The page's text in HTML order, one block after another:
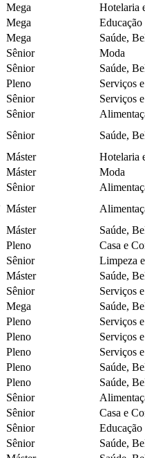
Mega
Hotelaria
Mega
Educação
Mega
Saúde,
Sênior
Moda
Sênior
Saúde,
Pleno
Serviços
Sênior
Serviços
Sênior
Sênior
Saúde,
Máster
Hotelaria
Máster
Moda
Sênior
Máster
Máster
Saúde,
Pleno
Casa e
Sênior
Limpeza
Máster
Saúde,
Sênior
Serviços
Mega
Saúde,
Pleno
Serviços
Pleno
Serviços
Pleno
Serviços
Pleno
Saúde,
Pleno
Saúde,
Sênior
Sênior
Casa e
Sênior
Educação
Sênior
Saúde,